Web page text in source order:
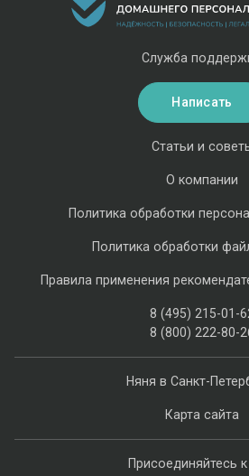
Няня в Санкт-
Карта сайта
Статьи и
О компании
Политика обработки
Политика обработки
Правила применения
8 (495) 215-01-
8 (800) 222-80-
Служба
Написать
Присоединяйтесь